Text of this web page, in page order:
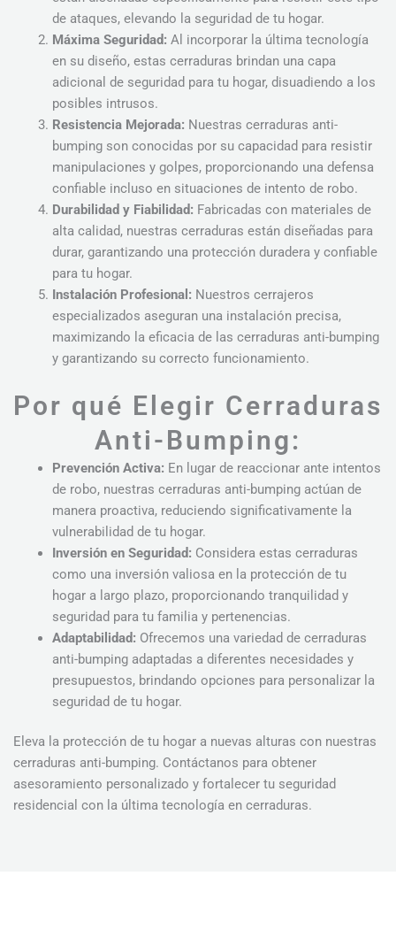
de ataques, elevando la seguridad de tu hogar.
Máxima Seguridad: Al incorporar la última tecnología
en su diseño, estas cerraduras brindan una capa
adicional de seguridad para tu hogar, disuadiendo a los
posibles intrusos.
Resistencia Mejorada: Nuestras cerraduras anti-
bumping son conocidas por su capacidad para resistir
manipulaciones y golpes, proporcionando una defensa
confiable incluso en situaciones de intento de robo.
Durabilidad y Fiabilidad: Fabricadas con materiales de
alta calidad, nuestras cerraduras están diseñadas para
durar, garantizando una protección duradera y confiable
para tu hogar.
Instalación Profesional: Nuestros cerrajeros
especializados aseguran una instalación precisa,
maximizando la eficacia de las cerraduras anti-bumping
y garantizando su correcto funcionamiento.
Por qué Elegir Cerraduras
Anti-Bumping:
Prevención Activa: En lugar de reaccionar ante intentos
de robo, nuestras cerraduras anti-bumping actúan de
manera proactiva, reduciendo significativamente la
vulnerabilidad de tu hogar.
Inversión en Seguridad: Considera estas cerraduras
como una inversión valiosa en la protección de tu
hogar a largo plazo, proporcionando tranquilidad y
seguridad para tu familia y pertenencias.
Adaptabilidad: Ofrecemos una variedad de cerraduras
anti-bumping adaptadas a diferentes necesidades y
presupuestos, brindando opciones para personalizar la
seguridad de tu hogar.
Eleva la protección de tu hogar a nuevas alturas con nuestras
cerraduras anti-bumping. Contáctanos para obtener
asesoramiento personalizado y fortalecer tu seguridad
residencial con la última tecnología en cerraduras.